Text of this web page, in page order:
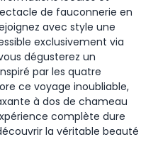
de fauconnerie en
avec style une
exclusivement via
dégusterez un
par les quatre
ce voyage inoubliable,
à dos de chameau
complète dure
la véritable beauté